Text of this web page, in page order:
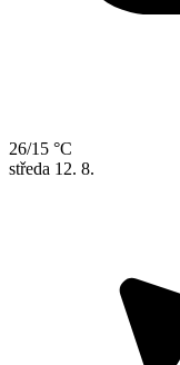
26/15 °C
středa 12. 8.